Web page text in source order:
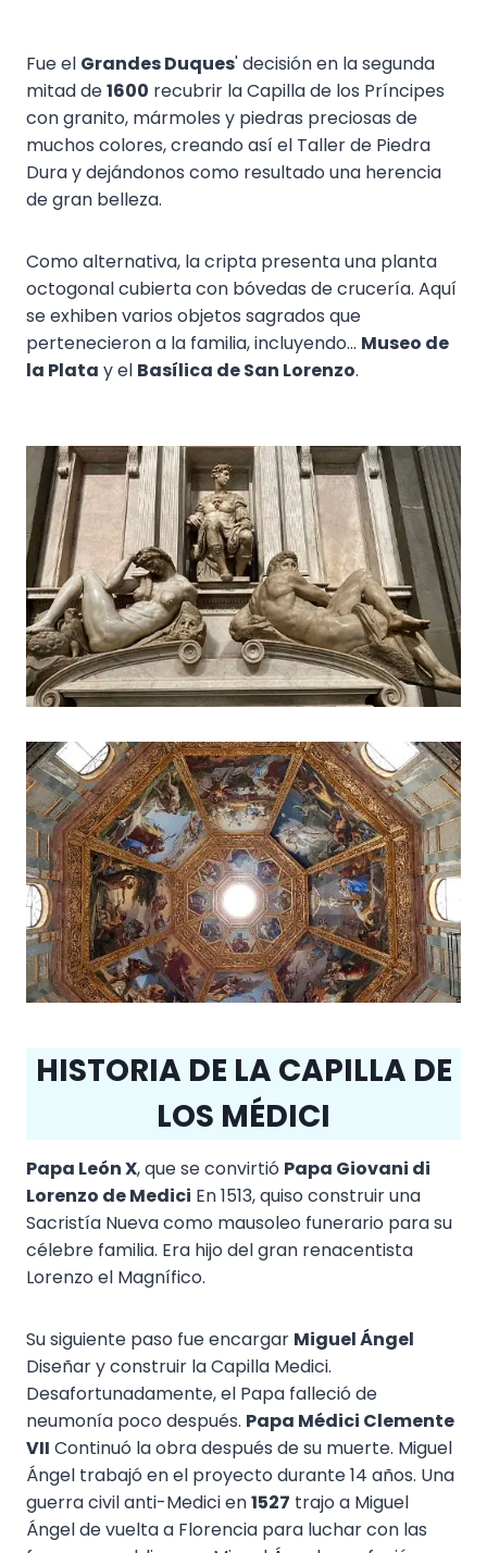
Fue el Grandes Duques' decisión en la segunda
mitad de1600 recubrir la Capilla de los Príncipes
con granito, mármoles y piedras preciosas de
muchos colores, creando así el Taller de Piedra
Dura y dejándonos como resultado una herencia
de gran belleza.
Como alternativa, la cripta presenta una planta
octogonal cubierta con bóvedas de crucería. Aquí
se exhiben varios objetos sagrados que
pertenecieron a la familia, incluyendo... Museo de
la Plata y el Basílica de San Lorenzo.
HISTORIA DE LA CAPILLA DE
LOS MÉDICI
Papa León X, que se convirtió Papa Giovani di
Lorenzo de Medici En 1513, quiso construir una
Sacristía Nueva como mausoleo funerario para su
célebre familia. Era hijo del gran renacentista
Lorenzo el Magnífico.
Su siguiente paso fue encargar Miguel Ángel
Diseñar y construir la Capilla Medici.
Desafortunadamente, el Papa falleció de
neumonía poco después. Papa Médici Clemente
VII Continuó la obra después de su muerte. Miguel
Ángel trabajó en el proyecto durante 14 años. Una
guerra civil anti-Medici en1527 trajo a Miguel
Ángel de vuelta a Florencia para luchar con las